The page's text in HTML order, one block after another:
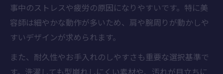
事中のストレスや疲労の原因になりやすいです。特に美
容師は細やかな動作が多いため、肩や腕周りが動かしや
すいデザインが求められます。
また、耐久性やお手入れのしやすさも重要な選択基準で
す。洗濯しても型崩れしにくい素材や、汚れが目立ちに